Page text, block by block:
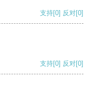
支持[0] 反对[0]
支持[0] 反对[0]